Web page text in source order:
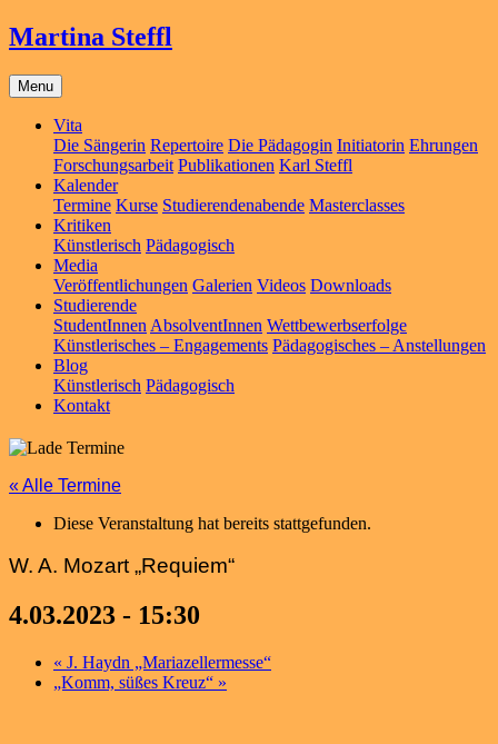
Martina Steffl
Menu
Vita
Die Sängerin Repertoire Die Pädagogin Initiatorin Ehrungen
Forschungsarbeit Publikationen Karl Steffl
Kalender
Termine Kurse Studierendenabende Masterclasses
Kritiken
Künstlerisch Pädagogisch
Media
Veröffentlichungen Galerien Videos Downloads
Studierende
StudentInnen AbsolventInnen Wettbewerbserfolge
Künstlerisches – Engagements Pädagogisches – Anstellungen
Blog
Künstlerisch Pädagogisch
Kontakt
« Alle Termine
Diese Veranstaltung hat bereits stattgefunden.
W. A. Mozart „Requiem“
4.03.2023 - 15:30
« J. Haydn „Mariazellermesse“
„Komm, süßes Kreuz“ »